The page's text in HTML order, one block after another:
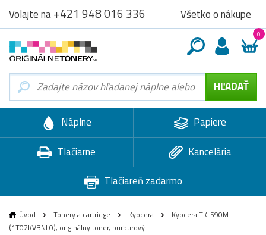
Volajte na+421 948 016 336 Všetko o nákupe
0
Náplne
Papiere
Tlačiarne
Kancelária
Tlačiareň zadarmo
Úvod Tonery a cartridge Kyocera
Kyocera TK-590M
(1T02KVBNL0), originálny toner, purpurový